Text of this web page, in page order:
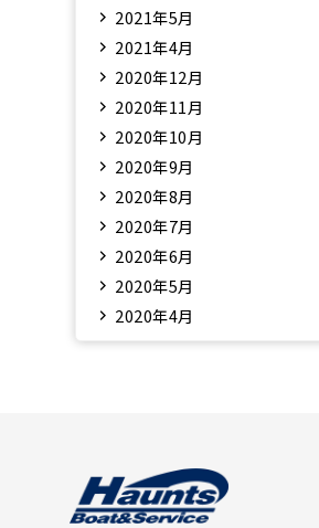
2021年5月
2021年4月
2020年12月
2020年11月
2020年10月
2020年9月
2020年8月
2020年7月
2020年6月
2020年5月
2020年4月